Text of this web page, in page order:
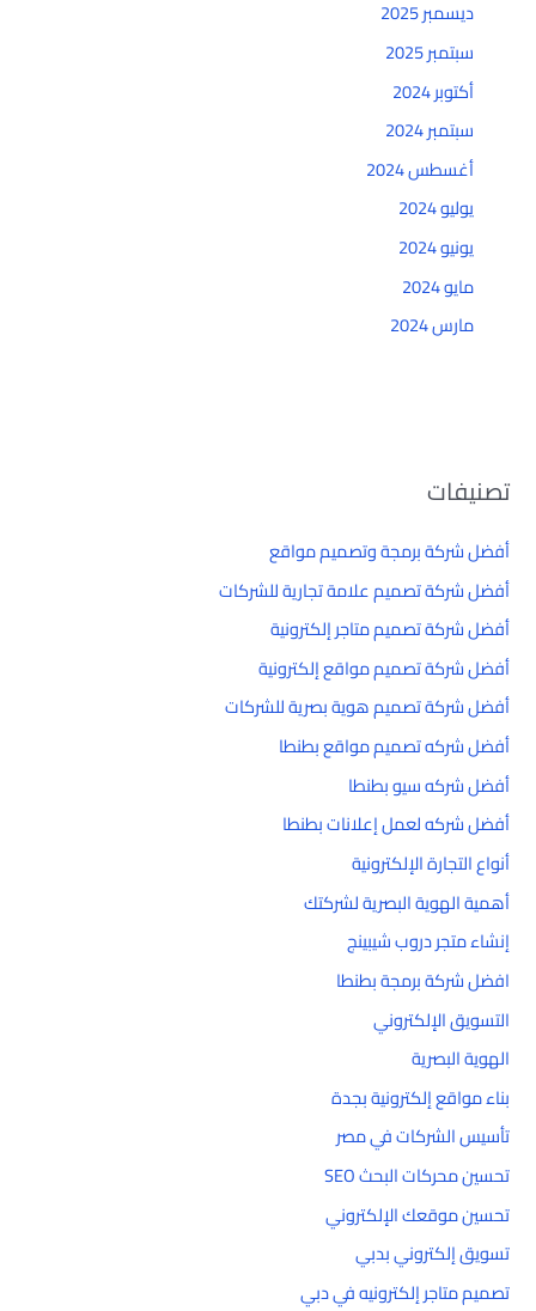
ديسمبر 2025
سبتمبر 2025
أكتوبر 2024
سبتمبر 2024
أغسطس 2024
يوليو 2024
يونيو 2024
مايو 2024
مارس 2024
تصنيفات
أفضل شركة برمجة وتصميم مواقع
أفضل شركة تصميم علامة تجارية للشركات
أفضل شركة تصميم متاجر إلكترونية
أفضل شركة تصميم مواقع إلكترونية
أفضل شركة تصميم هوية بصرية للشركات
أفضل شركه تصميم مواقع بطنطا
أفضل شركه سيو بطنطا
أفضل شركه لعمل إعلانات بطنطا
أنواع التجارة الإلكترونية
أهمية الهوية البصرية لشركتك
إنشاء متجر دروب شيبينج
افضل شركة برمجة بطنطا
التسويق الإلكتروني
الهوية البصرية
بناء مواقع إلكترونية بجدة
تأسيس الشركات في مصر
تحسين محركات البحث SEO
تحسين موقعك الإلكتروني
تسويق إلكتروني بدبي
تصميم متاجر إلكترونيه في دبي